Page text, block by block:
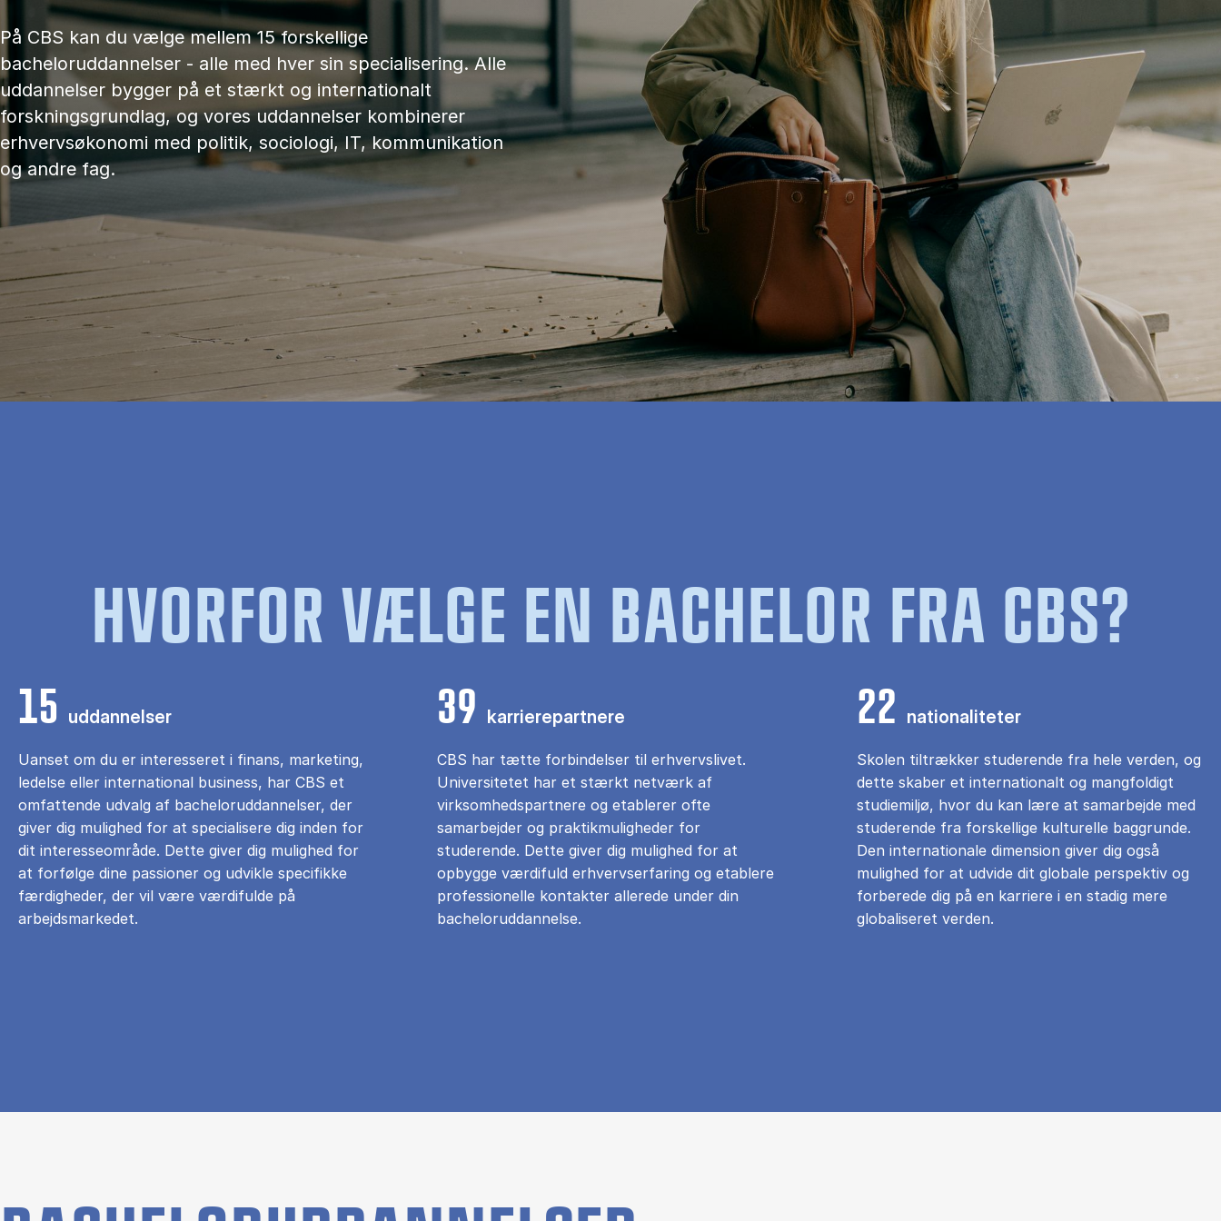
På CBS kan du vælge mellem 15 forskellige
bacheloruddannelser - alle med hver sin specialisering. Alle
uddannelser bygger på et stærkt og internationalt
forskningsgrundlag, og vores uddannelser kombinerer
erhvervsøkonomi med politik, sociologi, IT, kommunikation
og andre fag.
HVORFOR VÆLGE EN BACHELOR FRA CBS?
15 uddannelser
Uanset om du er interesseret i finans, marketing,
ledelse eller international business, har CBS et
omfattende udvalg af bacheloruddannelser, der
giver dig mulighed for at specialisere dig inden for
dit interesseområde. Dette giver dig mulighed for
at forfølge dine passioner og udvikle specifikke
færdigheder, der vil være værdifulde på
arbejdsmarkedet.
39 karrierepartnere
CBS har tætte forbindelser til erhvervslivet.
Universitetet har et stærkt netværk af
virksomhedspartnere og etablerer ofte
samarbejder og praktikmuligheder for
studerende. Dette giver dig mulighed for at
opbygge værdifuld erhvervserfaring og etablere
professionelle kontakter allerede under din
bacheloruddannelse.
22 nationaliteter
Skolen tiltrækker studerende fra hele verden, og
dette skaber et internationalt og mangfoldigt
studiemiljø, hvor du kan lære at samarbejde med
studerende fra forskellige kulturelle baggrunde.
Den internationale dimension giver dig også
mulighed for at udvide dit globale perspektiv og
forberede dig på en karriere i en stadig mere
globaliseret verden.